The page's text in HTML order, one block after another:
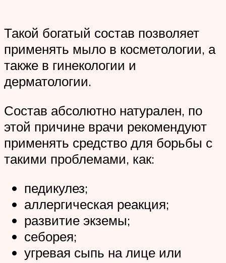
Такой богатый состав позволяет
применять мыло в косметологии, а
также в гинекологии и
дерматологии.
Состав абсолютно натурален, по
этой причине врачи рекомендуют
применять средство для борьбы с
такими проблемами, как:
педикулез;
аллергическая реакция;
развитие экземы;
себорея;
угревая сыпь на лице или